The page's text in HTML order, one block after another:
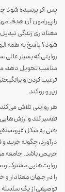
پس اگر پرسیده شود
را پیرامون آن هدف
معناداری زندگی
شود؟ پاسخ به همه
روایتی که بسیار
مناسب تحویل دهد،
ترغیب کردن و
زیر و رو کند.
هر روایتی تلاش
تفسیر کند و
حتی به شکل
درآورد، چگونه خرید
حریص باشد. جامعه
روایت‌هایی مشترک و
را در جهان معنادار
توصیفی از یک سلسله